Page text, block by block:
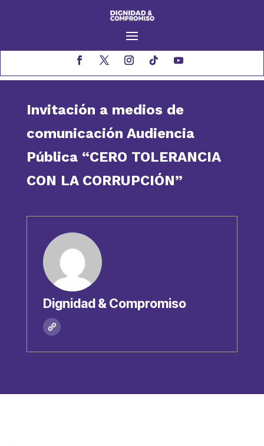
Invitación a medios de
comunicación Audiencia
Pública “CERO TOLERANCIA
CON LA CORRUPCIÓN”
Dignidad & Compromiso